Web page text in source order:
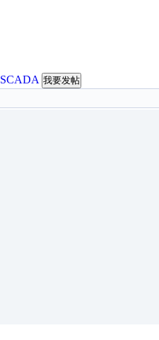
SCADA 我要发帖